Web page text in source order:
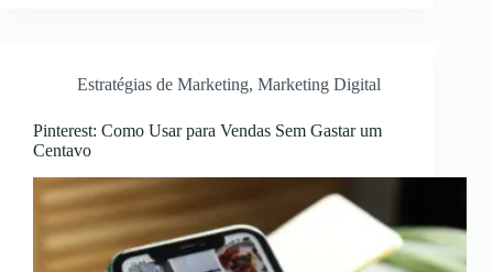
Estratégias de Marketing, Marketing Digital
Pinterest: Como Usar para Vendas Sem Gastar um
Centavo